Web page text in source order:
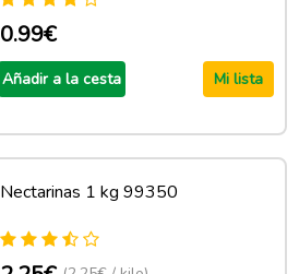
0.99€
Añadir a la cesta Mi lista
Nectarinas 1 kg 99350